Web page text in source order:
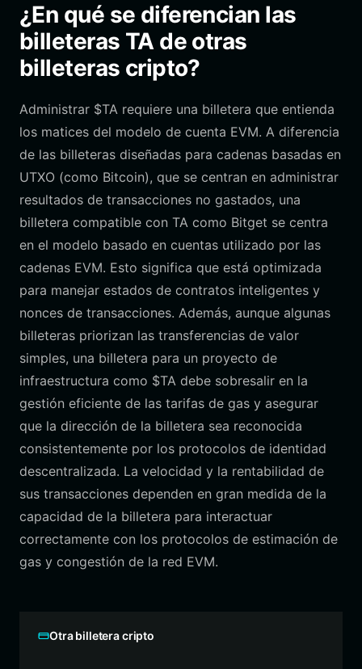
¿En qué se diferencian las
billeteras TA de otras
billeteras cripto?
Administrar $TA requiere una billetera que entienda
los matices del modelo de cuenta EVM. A diferencia
de las billeteras diseñadas para cadenas basadas en
UTXO (como Bitcoin), que se centran en administrar
resultados de transacciones no gastados, una
billetera compatible con TA como Bitget se centra
en el modelo basado en cuentas utilizado por las
cadenas EVM. Esto significa que está optimizada
para manejar estados de contratos inteligentes y
nonces de transacciones. Además, aunque algunas
billeteras priorizan las transferencias de valor
simples, una billetera para un proyecto de
infraestructura como $TA debe sobresalir en la
gestión eficiente de las tarifas de gas y asegurar
que la dirección de la billetera sea reconocida
consistentemente por los protocolos de identidad
descentralizada. La velocidad y la rentabilidad de
sus transacciones dependen en gran medida de la
capacidad de la billetera para interactuar
correctamente con los protocolos de estimación de
gas y congestión de la red EVM.
Otra billetera cripto